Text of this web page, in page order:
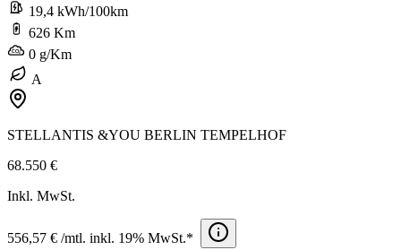
19,4 kWh/100km
626 Km
0 g/Km
A
STELLANTIS &YOU BERLIN TEMPELHOF
68.550 €
Inkl. MwSt.
556,57 € /mtl. inkl. 19% MwSt.*